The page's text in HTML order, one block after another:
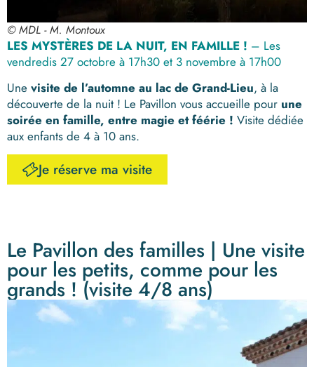
© MDL - M. Montoux
LES MYSTÈRES DE LA NUIT, EN FAMILLE ! – Les
vendredis 27 octobre à 17h30 et 3 novembre à 17h00
Une visite de l’automne au lac de Grand-Lieu, à la
découverte de la nuit ! Le Pavillon vous accueille pour une
soirée en famille, entre magie et féérie ! Visite dédiée
aux enfants de 4 à 10 ans.
Je réserve ma visite
Le Pavillon des familles | Une visite
pour les petits, comme pour les
grands ! (visite 4/8 ans)